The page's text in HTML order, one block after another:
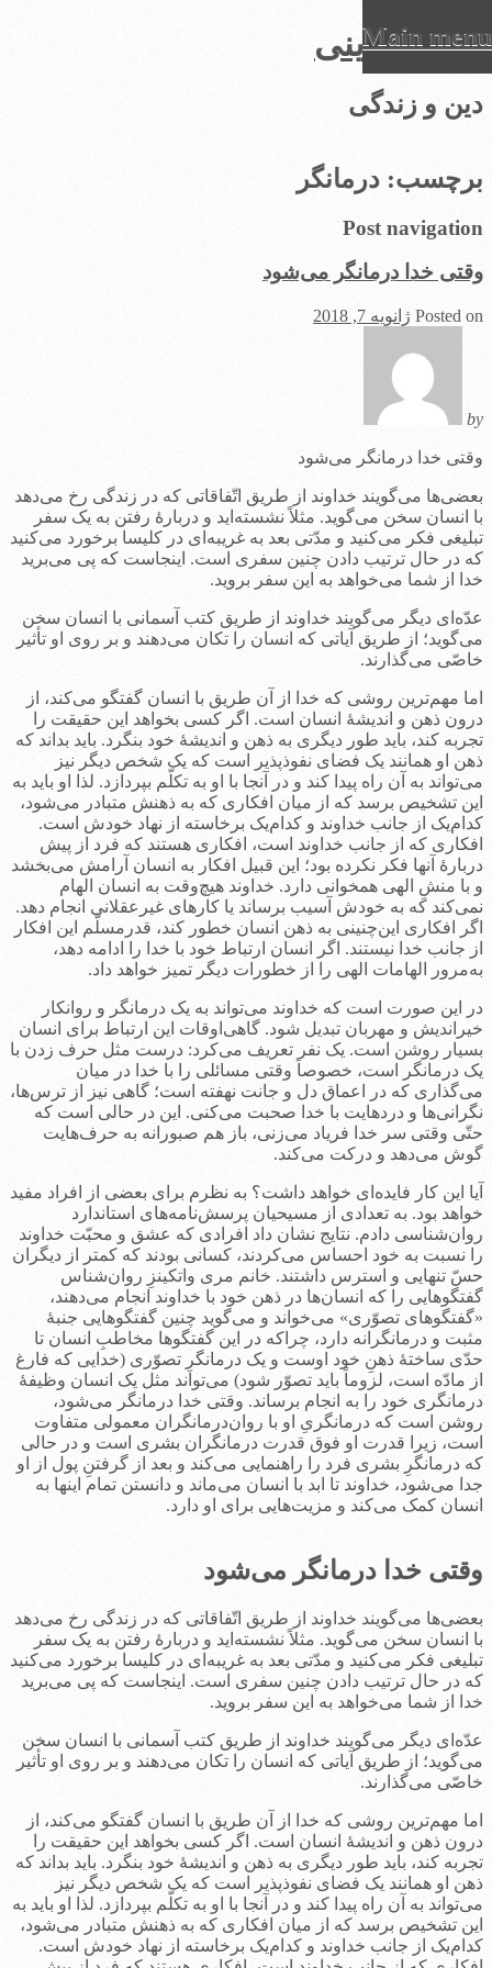
عرفان دینی
دین و زندگی
Main menu
to
content
برچسب: درمانگر
Post navigation
وقتی خدا درمانگر می‌شود
Posted on ژانویه 7, 2018
by
وقتی خدا درمانگر می‌شود
بعضی‌ها می‌گویند خداوند از طریق اتّفاقاتی که در زندگی رخ می‌دهد
با انسان سخن می‌گوید. مثلاً نشسته‌اید و دربارۀ رفتن به یک سفر
تبلیغی فکر می‌کنید و مدّتی بعد به غریبه‌ای در کلیسا برخورد می‌کنید
که در حال ترتیب دادن چنین سفری است. اینجاست که پی می‌برید
خدا از شما می‌خواهد به این سفر بروید.
عدّه‌ای دیگر می‌گویند خداوند از طریق کتب آسمانی با انسان سخن
می‌گوید؛ از طریق آیاتی که انسان را تکان می‌دهند و بر روی او تأثیر
خاصّی می‌گذارند.
اما مهم‌ترین روشی که خدا از آن طریق با انسان گفتگو می‌کند، از
درون ذهن و اندیشۀ انسان است. اگر کسی بخواهد این حقیقت را
تجربه کند، باید طور دیگری به ذهن و اندیشۀ خود بنگرد. باید بداند که
ذهن او همانند یک فضای نفوذپذیر است که یک شخص دیگر نیز
می‌تواند به آن راه پیدا کند و در آنجا با او به تکلّم بپردازد. لذا او باید به
این تشخیص برسد که از میان افکاری که به ذهنش متبادر می‌شود،
کدام‌یک از جانب خداوند و کدام‌یک برخاسته از نهاد خودش است.
افکاری که از جانب خداوند است، افکاری هستند که فرد از پیش
دربارۀ آنها فکر نکرده بود؛ این قبیل افکار به انسان آرامش می‌بخشد
و با منشِ الهی همخوانی دارد. خداوند هیچ‌وقت به انسان الهام
نمی‌کند که به خودش آسیب برساند یا کارهای غیرعقلانی انجام دهد.
اگر افکاری این‌چنینی به ذهن انسان خطور کند، قدرمسلّم این افکار
از جانب خدا نیستند. اگر انسان ارتباط خود با خدا را ادامه دهد،
به‌مرور الهامات الهی را از خطورات دیگر تمیز خواهد داد.
در این صورت است که خداوند می‌تواند به یک درمانگر و روانکار
خیراندیش و مهربان تبدیل شود. گاهی‌اوقات این ارتباط برای انسان
بسیار روشن است. یک نفر تعریف می‌کرد: درست مثل حرف زدن با
یک درمانگر است، خصوصاً وقتی مسائلی را با خدا در میان
می‌گذاری که در اعماق دل و جانت نهفته است؛ گاهی نیز از ترس‌ها،
نگرانی‌ها و دردهایت با خدا صحبت می‌کنی. این در حالی است که
حتّی وقتی سر خدا فریاد می‌زنی، باز هم صبورانه به حرف‌هایت
گوش می‌دهد و درکت می‌کند.
آیا این کار فایده‌ای خواهد داشت؟ به نظرم برای بعضی از افراد مفید
خواهد بود. به تعدادی از مسیحیان پرسش‌نامه‌های استاندارد
روان‌شناسی دادم. نتایج نشان داد افرادی که عشق و محبّت خداوند
را نسبت به خود احساس می‌کردند، کسانی بودند که کمتر از دیگران
حسّ تنهایی و استرس داشتند. خانم مری واتکینزِ روان‌شناس
گفتگوهایی را که انسان‌ها در ذهن خود با خداوند انجام می‌دهند،
«گفتگوهای تصوّری» می‌خواند و می‌گوید چنین گفتگوهایی جنبۀ
مثبت و درمانگرانه دارد، چراکه در این گفتگوها مخاطبِ انسان تا
حدّی ساختۀ ذهنِ خود اوست و یک درمانگرِ تصوّری (خدایی که فارغ
از مادّه است، لزوماً باید تصوّر شود) می‌تواند مثل یک انسان وظیفۀ
درمانگری خود را به انجام برساند. وقتی خدا درمانگر می‌شود،
روشن است که درمانگریِ او با روان‌درمانگران معمولی متفاوت
است، زیرا قدرت او فوق قدرت درمانگران بشری‌ است و در حالی
که درمانگرِ بشری فرد را راهنمایی می‌کند و بعد از گرفتنِ پول از او
جدا می‌شود، خداوند تا ابد با انسان می‌ماند و دانستن تمام اینها به
انسان کمک می‌کند و مزیت‌هایی برای او دارد.
وقتی خدا درمانگر می‌شود
بعضی‌ها می‌گویند خداوند از طریق اتّفاقاتی که در زندگی رخ می‌دهد
با انسان سخن می‌گوید. مثلاً نشسته‌اید و دربارۀ رفتن به یک سفر
تبلیغی فکر می‌کنید و مدّتی بعد به غریبه‌ای در کلیسا برخورد می‌کنید
که در حال ترتیب دادن چنین سفری است. اینجاست که پی می‌برید
خدا از شما می‌خواهد به این سفر بروید.
عدّه‌ای دیگر می‌گویند خداوند از طریق کتب آسمانی با انسان سخن
می‌گوید؛ از طریق آیاتی که انسان را تکان می‌دهند و بر روی او تأثیر
خاصّی می‌گذارند.
اما مهم‌ترین روشی که خدا از آن طریق با انسان گفتگو می‌کند، از
درون ذهن و اندیشۀ انسان است. اگر کسی بخواهد این حقیقت را
تجربه کند، باید طور دیگری به ذهن و اندیشۀ خود بنگرد. باید بداند که
ذهن او همانند یک فضای نفوذپذیر است که یک شخص دیگر نیز
می‌تواند به آن راه پیدا کند و در آنجا با او به تکلّم بپردازد. لذا او باید به
این تشخیص برسد که از میان افکاری که به ذهنش متبادر می‌شود،
کدام‌یک از جانب خداوند و کدام‌یک برخاسته از نهاد خودش است.